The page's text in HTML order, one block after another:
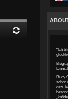
"Ich
Rudy
schon
dazu